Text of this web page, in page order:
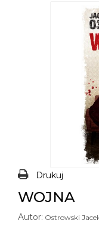
Drukuj
WOJNA
Autor: Ostrowski